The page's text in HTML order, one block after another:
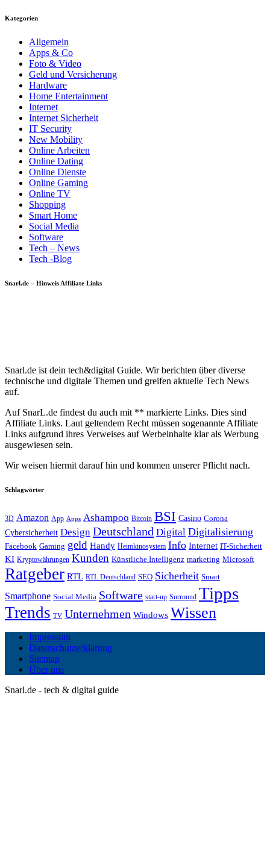
Kategorien
Allgemein
Apps & Co
Foto & Video
Geld und Versicherung
Hardware
Home Entertainment
Internet
Internet Sicherheit
IT Security
New Mobility
Online Arbeiten
Online Dating
Online Dienste
Online Gaming
Online TV
Shopping
Smart Home
Social Media
Software
Tech – News
Tech -Blog
Snarl.de – Hinweis Affiliate Links
Snarl.de ist dein tech&digital Guide. Wir berichten über diverse
technische und digitale Themen und greifen aktuelle Tech News
auf.
Auf SnarL.de findest du auch mit ** markierte Links. Dies sind
Affiliate Links. Laut geltendem Recht müssen sogenannte Affiliate
Links aufgrund ihres Verweises auf Werbeinhalte klar als Werbung
ausgewiesen sein.
Wir weisen hiermit darauf hin und kommen unserer Pflicht nach.
Schlagwörter
3D Amazon App Apps Ashampoo Bitcoin BSI Casino Corona
Cybersicherheit Design Deutschland Digital Digitalisierung
Facebook Gaming geld Handy Heimkinosystem Info Internet IT-Sicherheit
KI Kryptowährungen Kunden Künstliche Intelligenz marketing Microsoft
Ratgeber RTL RTL Deutschland SEO Sicherheit Smart
Smartphone Social Media Software start-up Surround Tipps
Trends TV Unternehmen Windows Wissen
Impressum
Datenschutzerklärung
Sitemap
Über uns
Snarl.de - tech & digital guide